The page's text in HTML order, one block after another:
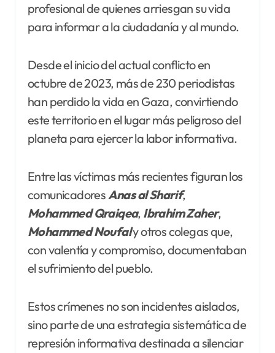
profesional de quienes arriesgan su vida
para informar a la ciudadanía y al mundo.
Desde el inicio del actual conflicto en
octubre de 2023, más de 230 periodistas
han perdido la vida en Gaza, convirtiendo
este territorio en el lugar más peligroso del
planeta para ejercer la labor informativa.
Entre las víctimas más recientes figuran los
comunicadoresAnas alSharif,
Mohammed Qraiqea, IbrahimZaher,
Mohammed Noufaly otros colegas que,
con valentía y compromiso, documentaban
el sufrimiento del pueblo.
Estos crímenes no son incidentes aislados,
sino parte de una estrategia sistemática de
represión informativa destinada a silenciar